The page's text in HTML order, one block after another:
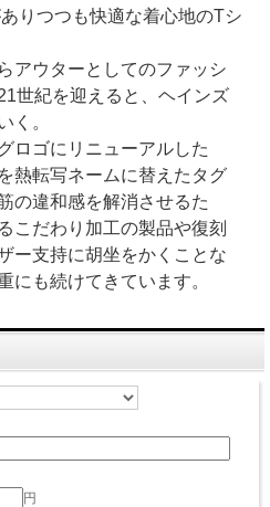
りつつも快適な着心地のTシ
アウターとしてのファッシ
世紀を迎えると、ヘインズ
く。
ロゴにリニューアルした
熱転写ネームに替えたタグ
の違和感を解消させるた
こだわり加工の製品や復刻
ー支持に胡坐をかくことな
にも続けてきています。
円